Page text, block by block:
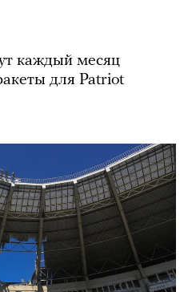
каждый месяц
для Patriot